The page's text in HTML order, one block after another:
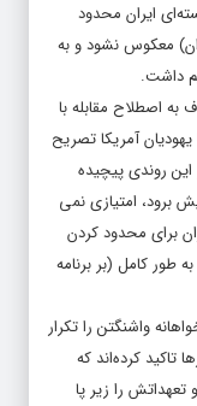
ایران محدود
معکوس نشود و به
داشت.
به اصطلاح مقابله با
آمریکا تصریح
روندی پیچیده
برود، امتیازی نمی
برای محدود کردن
طور کامل (بر برنامه
واشنگتن را تکرار
تاکید کرده‌اند که
را زیر پا